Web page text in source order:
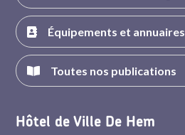
Équipements et annuaires
Toutes nos publications
Hôtel de Ville De Hem